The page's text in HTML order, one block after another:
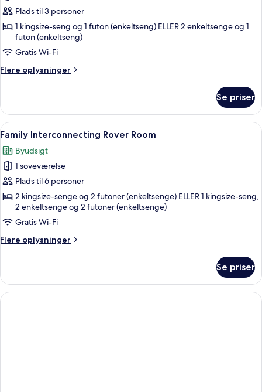
Rover
Room
Plads til 3 personer
1 kingsize-seng og 1 futon (enkeltseng) ELLER 2 enkeltsenge og 1
futon (enkeltseng)
Gratis Wi-Fi
Flere oplysninger
Flere
Room
Se priser
Indlæs
alle
billeder
af
Family
Interconnecting
Rover
Room
Et hotelværelse med to senge, et
5
Family Interconnecting Rover Room
Byudsigt
1 soveværelse
Plads til 6 personer
2 kingsize-senge og 2 futoner (enkeltsenge) ELLER 1 kingsize-seng,
2 enkeltsenge og 2 futoner (enkeltsenge)
Gratis Wi-Fi
Flere oplysninger
Flere
Interconnecting
Rover
Room
Se priser